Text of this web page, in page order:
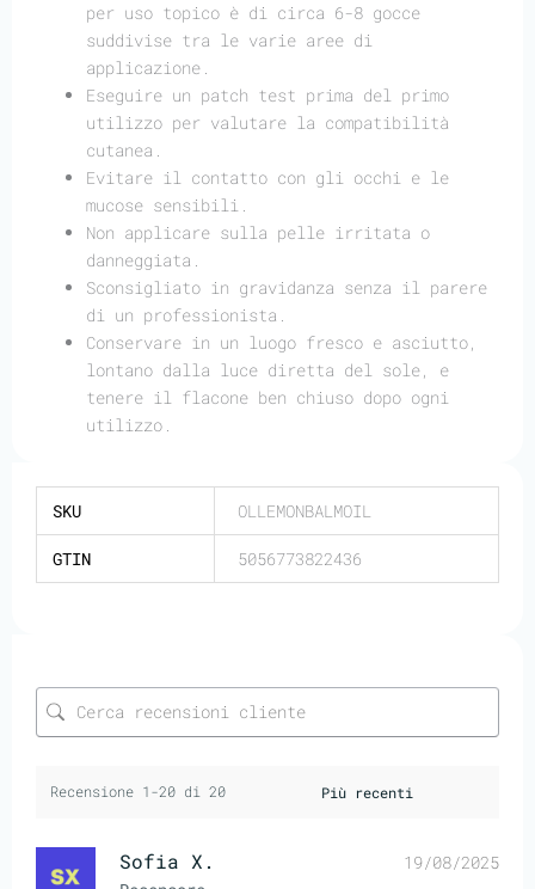
per uso topico è di circa 6-8 gocce
suddivise tra le varie aree di
applicazione.
Eseguire un patch test prima del primo
utilizzo per valutare la compatibilità
cutanea.
Evitare il contatto con gli occhi e le
mucose sensibili.
Non applicare sulla pelle irritata o
danneggiata.
Sconsigliato in gravidanza senza il parere
di un professionista.
Conservare in un luogo fresco e asciutto,
lontano dalla luce diretta del sole, e
tenere il flacone ben chiuso dopo ogni
utilizzo.
SKU OLLEMONBALMOIL
GTIN 5056773822436
Recensione 1-20 di 20
Sofia X. 19/08/2025